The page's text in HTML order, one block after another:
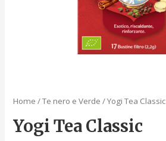
Home /Te nero e Verde / Yogi Tea Classic
Yogi Tea Classic